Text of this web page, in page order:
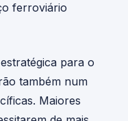
ferroviário
para o
também num
Maiores